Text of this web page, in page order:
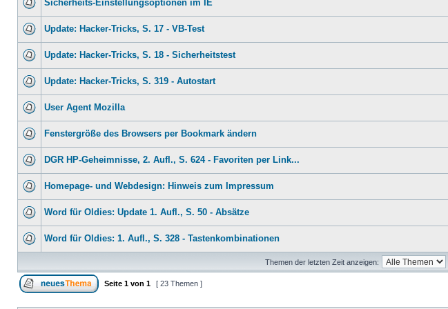
Sicherheits-Einstellungsoptionen im IE
Update: Hacker-Tricks, S. 17 - VB-Test
Update: Hacker-Tricks, S. 18 - Sicherheitstest
Update: Hacker-Tricks, S. 319 - Autostart
User Agent Mozilla
Fenstergröße des Browsers per Bookmark ändern
DGR HP-Geheimnisse, 2. Aufl., S. 624 - Favoriten per Link...
Homepage- und Webdesign: Hinweis zum Impressum
Word für Oldies: Update 1. Aufl., S. 50 - Absätze
Word für Oldies: 1. Aufl., S. 328 - Tastenkombinationen
Themen der letzten Zeit anzeigen:
Seite 1 von 1 [ 23 Themen ]